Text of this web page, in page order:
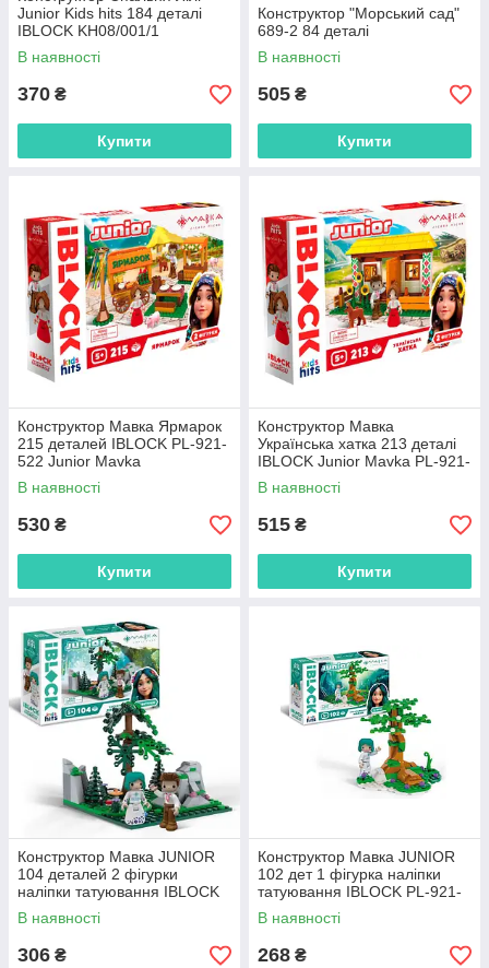
Junior Kids hits 184 деталі
IBLOCK KH08/001/1
В наявності
370 ₴
Купити
Конструктор "Морський сад"
689-2 84 деталі
В наявності
505 ₴
Купити
Конструктор Мавка Ярмарок
215 деталей IBLOCK PL-921-
522 Junior Mavka
В наявності
530 ₴
Купити
Конструктор Мавка
Українська хатка 213 деталі
IBLOCK Junior Mavka PL-921-
521
В наявності
515 ₴
Купити
Конструктор Мавка JUNIOR
104 деталей 2 фігурки
наліпки татуювання IBLOCK
PL-921-520
В наявності
306 ₴
Конструктор Мавка JUNIOR
102 дет 1 фігурка наліпки
татуювання IBLOCK PL-921-
519
В наявності
268 ₴